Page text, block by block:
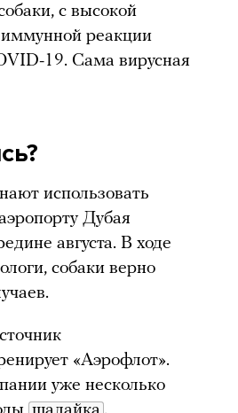
с высокой
иммунной реакции
19. Сама вирусная
использовать
Дубая
августа. В ходе
собаки верно
«Аэрофлот».
уже несколько